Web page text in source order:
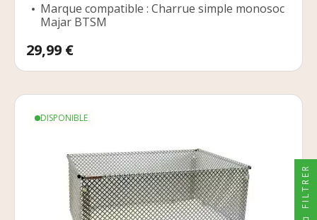
Marque compatible : Charrue simple monosoc
Majar BTSM
Prix
29,99 €
DISPONIBLE
FILTRER